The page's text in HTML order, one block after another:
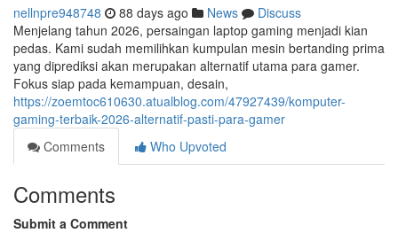
nellnpre948748 88 days ago News
Discuss
Menjelang tahun 2026, persaingan laptop gaming menjadi kian
pedas. Kami sudah memilihkan kumpulan mesin bertanding prima
yang diprediksi akan merupakan alternatif utama para gamer.
Fokus siap pada kemampuan, desain,
https://zoemtoc610630.atualblog.com/47927439/komputer-
gaming-terbaik-2026-alternatif-pasti-para-gamer
Comments
Who Upvoted
Comments
Submit a Comment